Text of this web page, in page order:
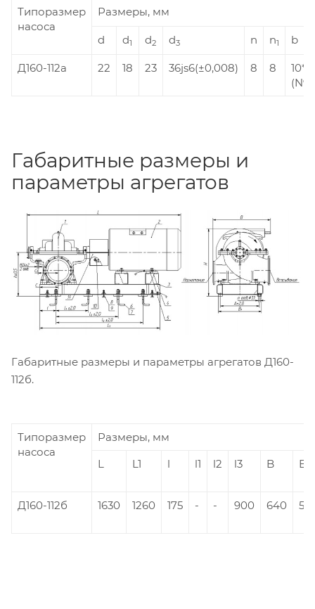
Типоразмер
насоса
Размеры, мм
d d1 d2 d3 n n1 b
Д160-112а 22 18 23 36js6(±0,008) 8 8
10*
Габаритные размеры и
параметры агрегатов
Габаритные размеры и параметры агрегатов Д160-
112б.
Типоразмер
насоса
Размеры, мм
L
L1 l l1 l2 l3 B B1
Д160-112б 1630 1260 175 - - 900 640 510